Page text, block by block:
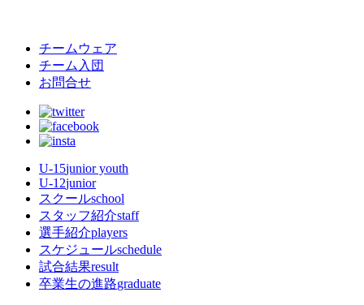
チームウェア
チーム入団
お問合せ
U-15junior youth
U-12junior
スクールschool
スタッフ紹介staff
選手紹介players
スケジュールschedule
試合結果result
卒業生の進路graduate